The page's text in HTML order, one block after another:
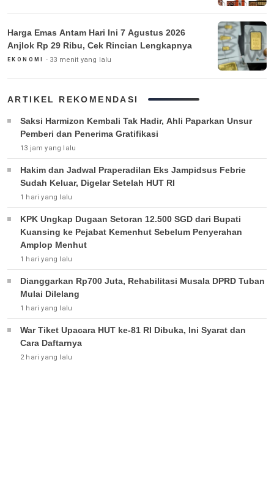
Harga Emas Antam Hari Ini 7 Agustus 2026
Anjlok Rp 29 Ribu, Cek Rincian Lengkapnya
EKONOMI 33 menit yang lalu
ARTIKEL REKOMENDASI
Saksi Harmizon Kembali Tak Hadir, Ahli Paparkan Unsur
Pemberi dan Penerima Gratifikasi
13 jam yang lalu
Hakim dan Jadwal Praperadilan Eks Jampidsus Febrie
Sudah Keluar, Digelar Setelah HUT RI
1 hari yang lalu
KPK Ungkap Dugaan Setoran 12.500 SGD dari Bupati
Kuansing ke Pejabat Kemenhut Sebelum Penyerahan
Amplop Menhut
1 hari yang lalu
Dianggarkan Rp700 Juta, Rehabilitasi Musala DPRD Tuban
Mulai Dilelang
1 hari yang lalu
War Tiket Upacara HUT ke-81 RI Dibuka, Ini Syarat dan
Cara Daftarnya
2 hari yang lalu